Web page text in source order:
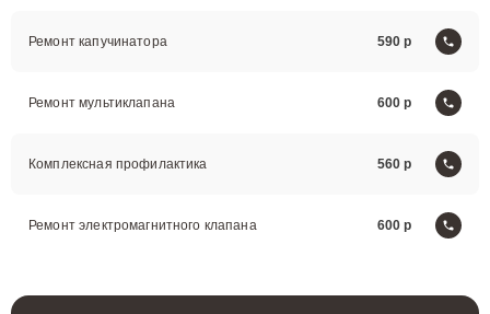
Ремонт капучинатора 590
Ремонт мультиклапана 600
Комплексная профилактика 560
Ремонт электромагнитного клапана 600